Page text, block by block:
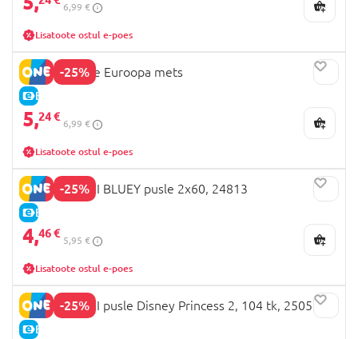
6,99 €
Lisatoote ostul e-poes
-25%
E-HIND
LARSEN pusle Euroopa mets
5,24 €
6,99 €
Lisatoote ostul e-poes
-25%
E-HIND
CLEMENTONI BLUEY pusle 2x60, 24813
4,46 €
5,95 €
Lisatoote ostul e-poes
-25%
E-HIND
CLEMENTONI pusle Disney Princess 2, 104 tk, 25057